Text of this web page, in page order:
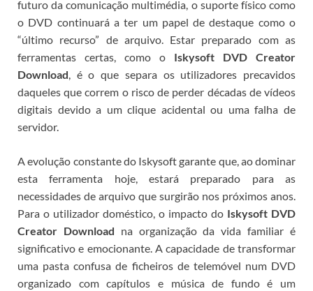
futuro da comunicação multimédia, o suporte físico como
o DVD continuará a ter um papel de destaque como o
“último recurso” de arquivo. Estar preparado com as
ferramentas certas, como o Iskysoft DVD Creator
Download, é o que separa os utilizadores precavidos
daqueles que correm o risco de perder décadas de vídeos
digitais devido a um clique acidental ou uma falha de
servidor.
A evolução constante do Iskysoft garante que, ao dominar
esta ferramenta hoje, estará preparado para as
necessidades de arquivo que surgirão nos próximos anos.
Para o utilizador doméstico, o impacto do Iskysoft DVD
Creator Download na organização da vida familiar é
significativo e emocionante. A capacidade de transformar
uma pasta confusa de ficheiros de telemóvel num DVD
organizado com capítulos e música de fundo é um